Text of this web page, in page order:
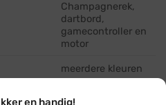
en handig!
Champagnerek,
dartbord,
gamecontroller en
motor
meerdere kleuren